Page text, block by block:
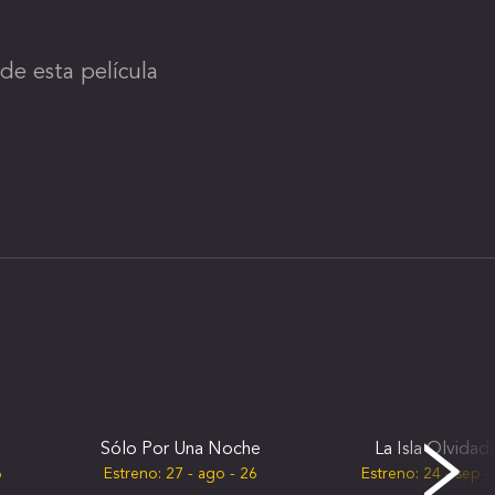
esta película
Sólo Por Una Noche
Estreno: 27 - ago - 26
La Isla
Estreno: 24 - sep -